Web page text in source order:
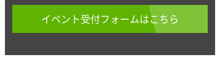
イベント受付フォームはこちら